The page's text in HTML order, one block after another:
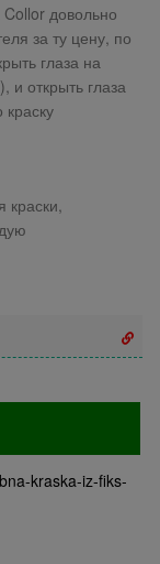
довольно
за ту цену, по
глаза на
и открыть глаза
краску
краски,
kraska-iz-fiks-